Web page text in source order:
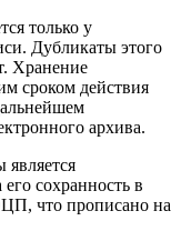
только у
Дубликаты этого
Хранение
сроком действия
архива.
сохранность в
что прописано на